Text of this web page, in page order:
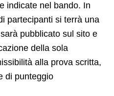
indicate nel bando. In
partecipanti si terrà una
pubblicato sul sito e
della sola
alla prova scritta,
di punteggio